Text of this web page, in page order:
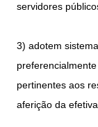
servidores
3) adotem
pertinentes aos
aferição da